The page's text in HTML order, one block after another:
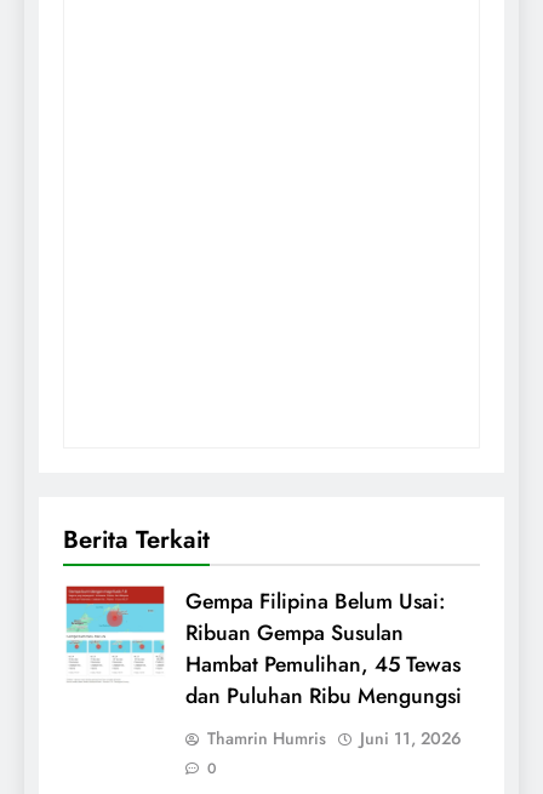
Berita Terkait
Gempa Filipina Belum Usai:
Ribuan Gempa Susulan
Hambat Pemulihan, 45 Tewas
dan Puluhan Ribu Mengungsi
Thamrin Humris Juni 11, 2026
0